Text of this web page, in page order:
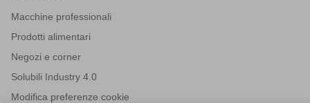
Macchine professionali
Prodotti alimentari
Negozi e corner
Solubili Industry 4.0
Modifica preferenze cookie